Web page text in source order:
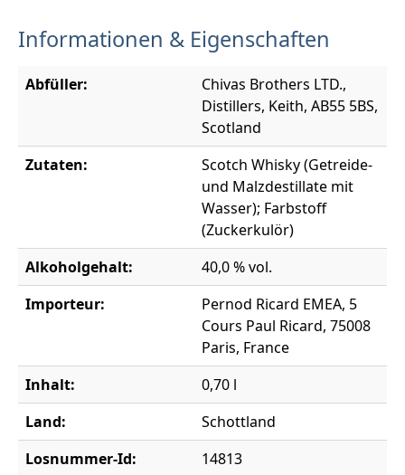
Informationen & Eigenschaften
Abfüller:
Chivas Brothers LTD.,
Distillers, Keith, AB55 5BS,
Scotland
Zutaten:
Scotch Whisky (Getreide-
und Malzdestillate mit
Wasser); Farbstoff
(Zuckerkulör)
Alkoholgehalt:
40,0 % vol.
Importeur:
Pernod Ricard EMEA, 5
Cours Paul Ricard, 75008
Paris, France
Inhalt:
0,70 l
Land:
Schottland
Losnummer-Id:
14813